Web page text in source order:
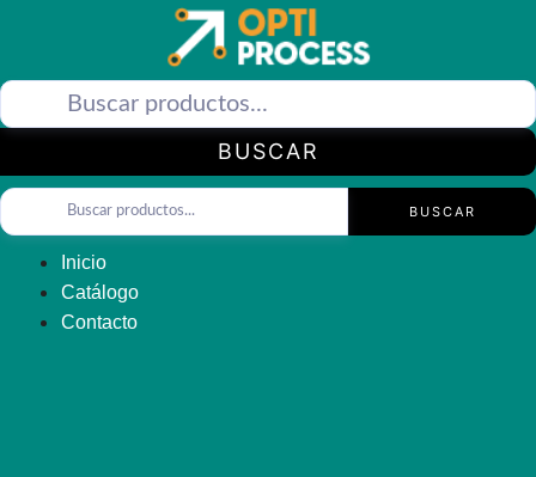
BUSCAR
BUSCAR
Inicio
Catálogo
Contacto